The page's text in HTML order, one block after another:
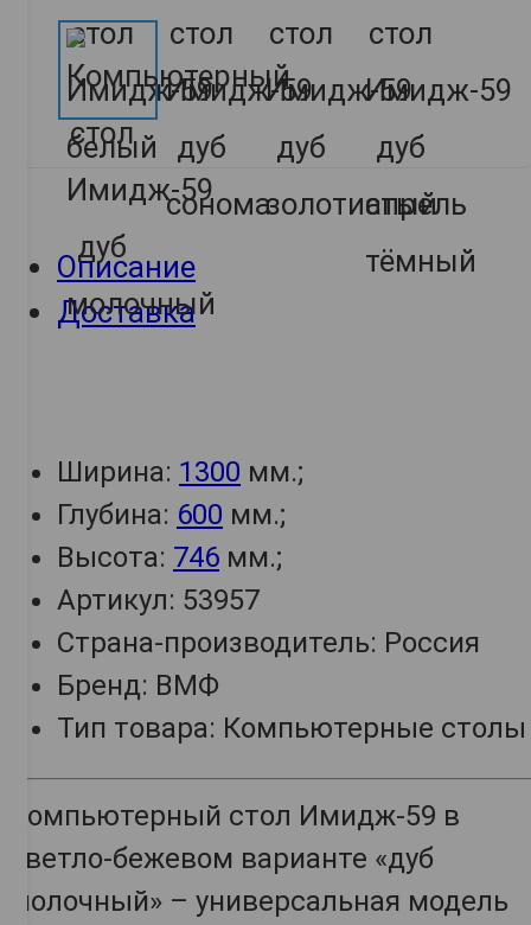
Описание
Доставка
Ширина: 1300 мм.;
Глубина: 600 мм.;
Высота: 746 мм.;
Артикул: 53957
Страна-производитель: Россия
Бренд: ВМФ
Тип товара: Компьютерные столы
Компьютерный стол Имидж-59 в
светло-бежевом варианте «дуб
молочный» – универсальная модель